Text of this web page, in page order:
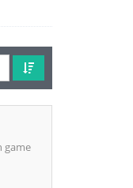
game